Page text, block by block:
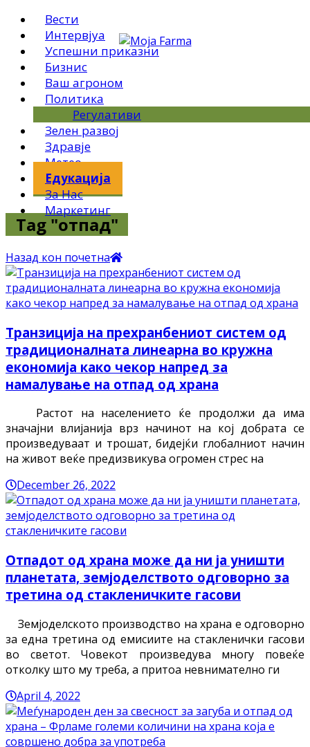
Вести
Интервјуа
Успешни приказни
Бизнис
Ваш агроном
Политика
Регулативи
Зелен развој
Здравје
Метео
Едукација
За Нас
Маркетинг
Tag "отпад"
Назад кон почетна
Транзиција на прехранбениот систем од
традиционалната линеарна во кружна
економија како чекор напред за
намалување на отпад од храна
Растот на населението ќе продолжи да има
значајни влијанија врз начинот на кој добрата се
произведуваат и трошат, бидејќи глобалниот начин
на живот веќе предизвикува огромен стрес на
December 26, 2022
Отпадот од храна може да ни ја уништи
планетата, земјоделството одговорно за
третина од стакленичките гасови
Земјоделското производство на храна е одговорно
за една третина од емисиите на стакленички гасови
во светот. Човекот произведува многу повеќе
отколку што му треба, а притоа невнимателно ги
April 4, 2022